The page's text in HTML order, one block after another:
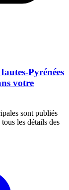
Pyrénées
votre
sont publiés
les détails des